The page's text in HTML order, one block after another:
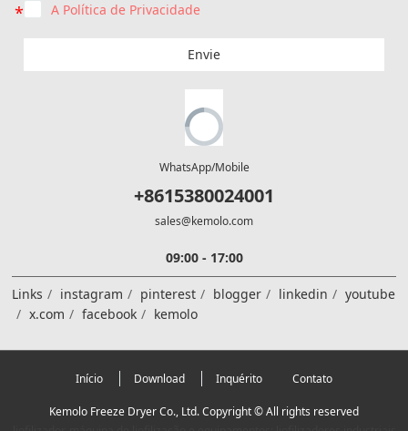
A Política de Privacidade
Envie
WhatsApp/Mobile
+8615380024001
sales@kemolo.com
09:00 - 17:00
Links instagram pinterest blogger linkedin
youtube
x.com
facebook kemolo
Início Download Inquérito Contato
Kemolo Freeze Dryer Co., Ltd. Copyright © All rights reserved